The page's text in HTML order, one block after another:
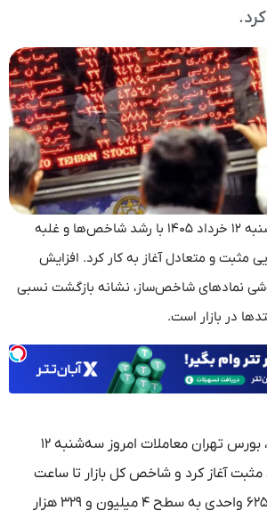
بورس تهران امروز سه‌شنبه ۱۲ خرداد ۱۴۰۵ با رشد شاخص‌ها و غلبه
مثبت و متعادل آغاز به کار کرد. افزایش
نمادهای شاخص‌ساز، نشانه بازگشت نسبی
در بازار است.
، بورس تهران معاملات امروز سه‌شنبه ۱۲
با روندی مثبت آغاز کرد و شاخص کل بازار تا ساعت
۹:۴۷ با رشد ۲۹ هزار و ۶۲۵ واحدی به سطح ۴ میلیون و ۳۲۹ هزار